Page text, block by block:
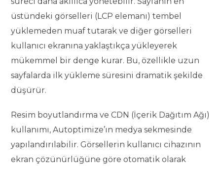
üstündeki görselleri (LCP elemanı) tembel
yüklemeden muaf tutarak ve diğer görselleri
kullanıcı ekranına yaklaştıkça yükleyerek
mükemmel bir denge kurar. Bu, özellikle uzun
sayfalarda ilk yükleme süresini dramatik şekilde
düşürür.
Resim boyutlandırma ve CDN (İçerik Dağıtım Ağı)
kullanımı, Autoptimize’ın medya sekmesinde
yapılandırılabilir. Görsellerin kullanıcı cihazının
ekran çözünürlüğüne göre otomatik olarak